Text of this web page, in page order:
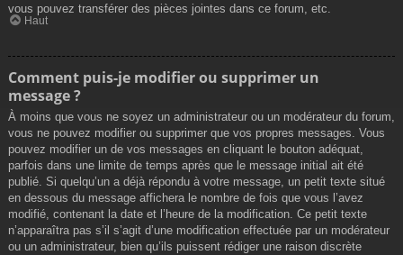
vous pouvez transférer des pièces jointes dans ce forum, etc.
Haut
Comment puis-je modifier ou supprimer un
message ?
À moins que vous ne soyez un administrateur ou un modérateur du forum,
vous ne pouvez modifier ou supprimer que vos propres messages. Vous
pouvez modifier un de vos messages en cliquant le bouton adéquat,
parfois dans une limite de temps après que le message initial ait été
publié. Si quelqu’un a déjà répondu à votre message, un petit texte situé
en dessous du message affichera le nombre de fois que vous l’avez
modifié, contenant la date et l’heure de la modification. Ce petit texte
n’apparaîtra pas s’il s’agit d’une modification effectuée par un modérateur
ou un administrateur, bien qu’ils puissent rédiger une raison discrète